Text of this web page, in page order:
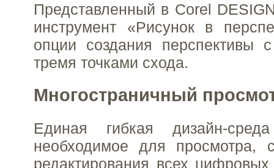
Представленный в Corel
инструмент «Рисунок в
опции создания перспективы
тремя точками схода.
Многостраничный
Единая гибкая дизайн-
необходимое для просмотра,
редактирования всех